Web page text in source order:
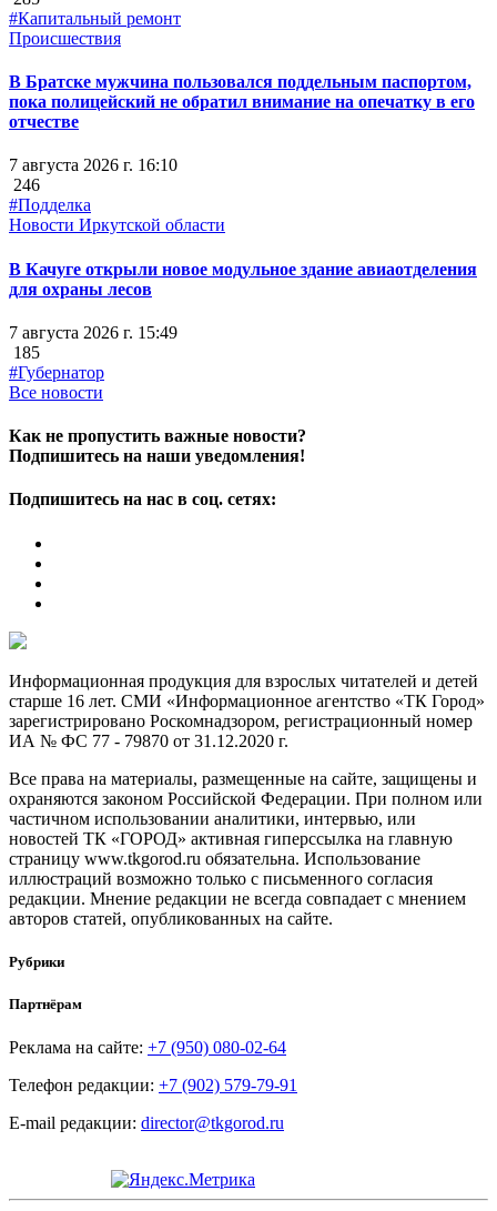
#Капитальный ремонт
Происшествия
В Братске мужчина пользовался поддельным паспортом,
пока полицейский не обратил внимание на опечатку в его
отчестве
7 августа 2026 г. 16:10
246
#Подделка
Новости Иркутской области
В Качуге открыли новое модульное здание авиаотделения
для охраны лесов
7 августа 2026 г. 15:49
185
#Губернатор
Все новости
Как не пропустить важные новости?
Подпишитесь на наши уведомления!
Подпишитесь на нас в соц. сетях:
Информационная продукция для взрослых читателей и детей
старше 16 лет. СМИ «Информационное агентство «ТК Город»
зарегистрировано Роскомнадзором, регистрационный номер
ИА № ФС 77 - 79870 от 31.12.2020 г.
Все права на материалы, размещенные на сайте, защищены и
охраняются законом Российской Федерации. При полном или
частичном использовании аналитики, интервью, или
новостей ТК «ГОРОД» активная гиперссылка на главную
страницу www.tkgorod.ru обязательна. Использование
иллюстраций возможно только с письменного согласия
редакции. Мнение редакции не всегда совпадает с мнением
авторов статей, опубликованных на сайте.
Рубрики
Партнёрам
Реклама на сайте: +7 (950) 080-02-64
Телефон редакции: +7 (902) 579-79-91
E-mail редакции: director@tkgorod.ru